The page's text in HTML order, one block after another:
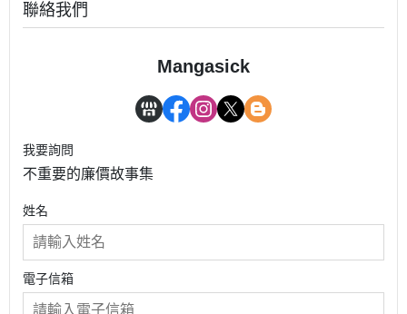
聯絡我們
Mangasick
我要詢問
不重要的廉價故事集
姓名
電子信箱